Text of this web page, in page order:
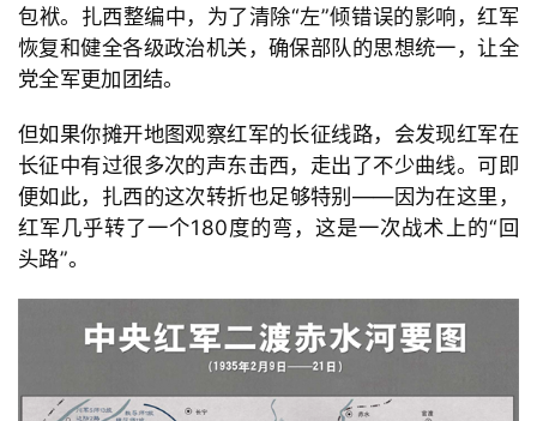
包袱。扎西整编中，为了清除“左”倾错误的影响，红军
恢复和健全各级政治机关，确保部队的思想统一，让全
党全军更加团结。
但如果你摊开地图观察红军的长征线路，会发现红军在
长征中有过很多次的声东击西，走出了不少曲线。可即
便如此，扎西的这次转折也足够特别 ——因为在这里，
红军几乎转了一个180度的弯，这是一次战术上的“回
头路”。